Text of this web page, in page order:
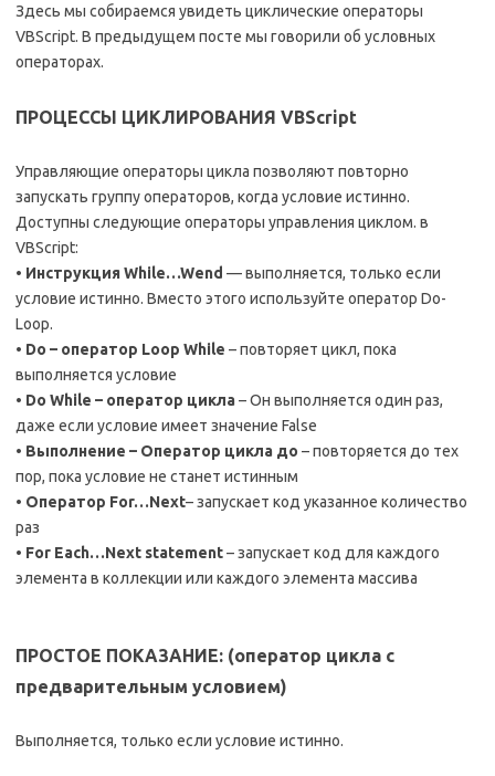
Здесь мы собираемся увидеть циклические операторы
VBScript. В предыдущем посте мы говорили об условных
операторах.
ПРОЦЕССЫ ЦИКЛИРОВАНИЯ VBScript
Управляющие операторы цикла позволяют повторно
запускать группу операторов, когда условие истинно.
Доступны следующие операторы управления циклом. в
VBScript:
• Инструкция While…Wend — выполняется, только если
условие истинно. Вместо этого используйте оператор Do-
Loop.
• Do – оператор Loop While – повторяет цикл, пока
выполняется условие
• Do While – оператор цикла– Он выполняется один раз,
даже если условие имеет значение False
• Выполнение – Оператор цикла до – повторяется до тех
пор, пока условие не станет истинным
• Оператор For…Next– запускает код указанное количество
раз
• For Each…Next statement– запускает код для каждого
элемента в коллекции или каждого элемента массива
ПРОСТОЕ ПОКАЗАНИЕ: (оператор цикла с
предварительным условием)
Выполняется, только если условие истинно.